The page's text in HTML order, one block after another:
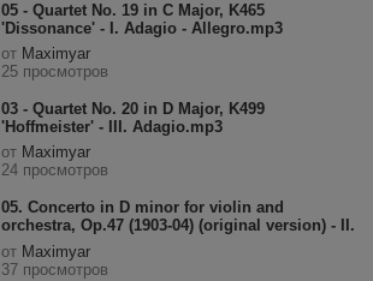
05 - Quartet No. 19 in C Major, K465
'Dissonance' - I. Adagio - Allegro.mp3
от Maximyar
25 просмотров
03 - Quartet No. 20 in D Major, K499
'Hoffmeister' - III. Adagio.mp3
от Maximyar
24 просмотров
05. Concerto in D minor for violin and
orchestra, Op.47 (1903-04) (original version) - II.
Adagio di molto.mp3
от Maximyar
37 просмотров